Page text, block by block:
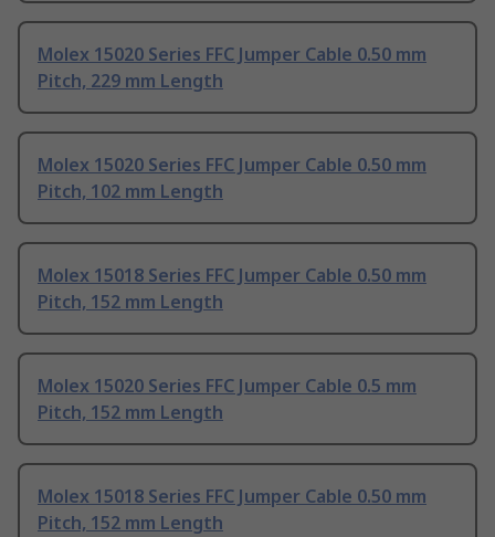
Molex 15020 Series FFC Jumper Cable 0.50 mm
Pitch, 229 mm Length
Molex 15020 Series FFC Jumper Cable 0.50 mm
Pitch, 102 mm Length
Molex 15018 Series FFC Jumper Cable 0.50 mm
Pitch, 152 mm Length
Molex 15020 Series FFC Jumper Cable 0.5 mm
Pitch, 152 mm Length
Molex 15018 Series FFC Jumper Cable 0.50 mm
Pitch, 152 mm Length